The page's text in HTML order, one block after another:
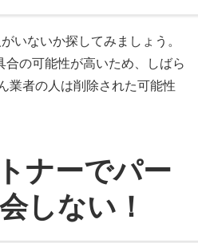
いないか探してみましょう。
合の可能性が高いため、しばら
業者の人は削除された可能性
ナーでパー
しない！